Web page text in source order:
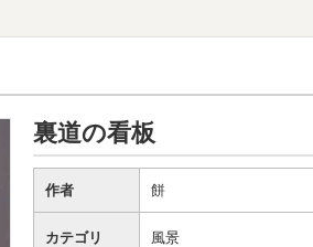
裏道の看板
作者 餅
カテゴリ 風景